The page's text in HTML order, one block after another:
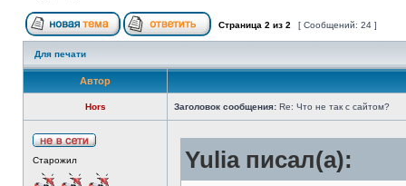
Страница 2 из 2 [ Сообщений: 24 ]
Для печати
Автор
Hors Заголовок сообщения: Re: Что не так с сайтом?
Старожил Yulia писал(а):